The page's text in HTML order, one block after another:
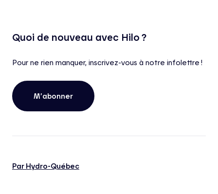
Quoi de nouveau avec Hilo ?
Pour ne rien manquer, inscrivez-vous à notre infolettre !
M’abonner
Par Hydro-Québec